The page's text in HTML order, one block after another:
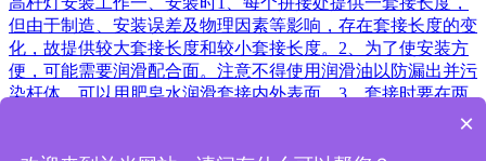
但由于制造、安装误差及物理因素等影响，存在套接长度的变
化，故提供较大套接长度和较小套接长度。2、为了使安装方
便，可能需要润滑配合面。注意不得使用润滑油以防漏出并污
染杆体，可以用肥皂水润滑套接内外表面。3、套接时要在两
共5条记录<上一页1下一页>
×